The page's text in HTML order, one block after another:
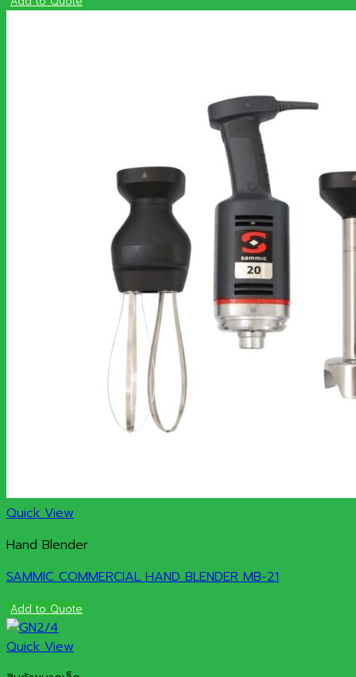
Quick View
Hand Blender
SAMMIC COMMERCIAL HAND BLENDER MB-21
Add to Quote
Quick View